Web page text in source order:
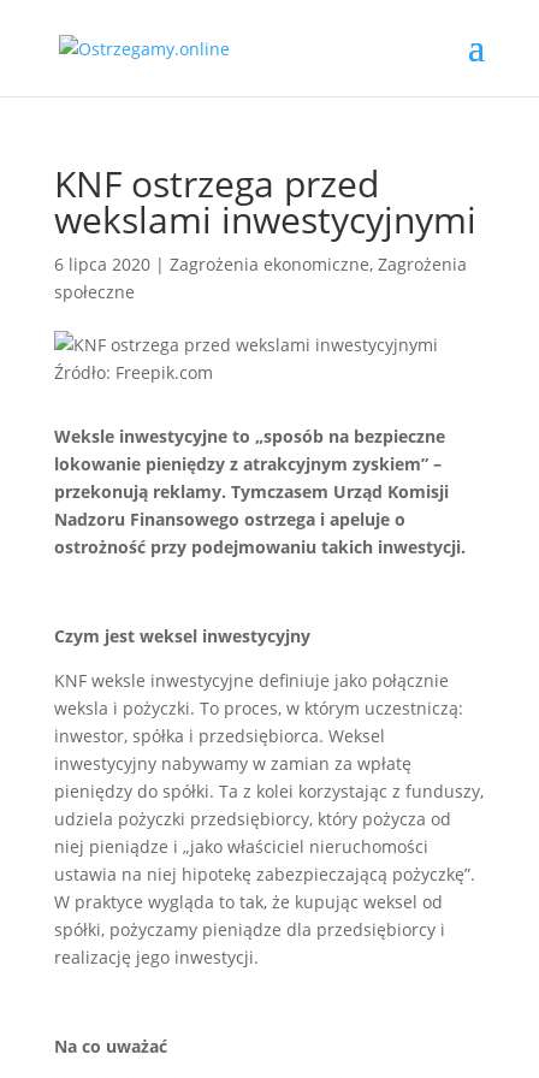
KNF ostrzega przed
wekslami inwestycyjnymi
6 lipca 2020| Zagrożenia ekonomiczne, Zagrożenia
społeczne
Źródło: Freepik.com
Weksle inwestycyjne to „sposób na bezpieczne
lokowanie pieniędzy z atrakcyjnym zyskiem” –
przekonują reklamy. Tymczasem Urząd Komisji
Nadzoru Finansowego ostrzega i apeluje o
ostrożność przy podejmowaniu takich inwestycji.
Czym jest weksel inwestycyjny
KNF weksle inwestycyjne definiuje jako połącznie
weksla i pożyczki. To proces, w którym uczestniczą:
inwestor, spółka i przedsiębiorca. Weksel
inwestycyjny nabywamy w zamian za wpłatę
pieniędzy do spółki. Ta z kolei korzystając z funduszy,
udziela pożyczki przedsiębiorcy, który pożycza od
niej pieniądze i „jako właściciel nieruchomości
ustawia na niej hipotekę zabezpieczającą pożyczkę”.
W praktyce wygląda to tak, że kupując weksel od
spółki, pożyczamy pieniądze dla przedsiębiorcy i
realizację jego inwestycji.
Na co uważać